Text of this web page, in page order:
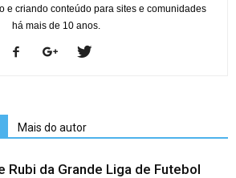
e criando conteúdo para sites e comunidades
há mais de 10 anos.
Mais do autor
Rubi da Grande Liga de Futebol